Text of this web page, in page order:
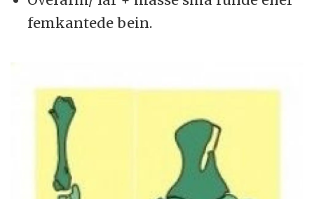
femkantede bein.